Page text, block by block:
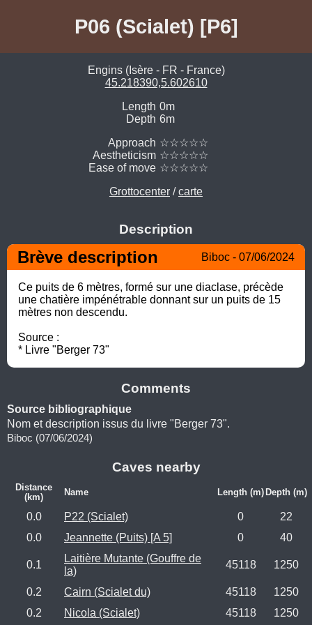
P06 (Scialet) [P6]
Engins (Isère - FR - France)
45.218390,5.602610
Length 0m
Depth 6m
Approach ☆☆☆☆☆
Aestheticism ☆☆☆☆☆
Ease of move ☆☆☆☆☆
Grottocenter /carte
Description
Brève description Biboc - 07/06/2024
Ce puits de 6 mètres, formé sur une diaclase, précède
une chatière impénétrable donnant sur un puits de 15
mètres non descendu.
Source :
* Livre "Berger 73"
Comments
Source bibliographique
Nom et description issus du livre "Berger 73".
Biboc (07/06/2024)
Caves nearby
Distance
(km)
Name Length (m) Depth (m)
0.0 P22 (Scialet) 0
22
0.0
Jeannette (Puits) [A 5] 0 40
0.1
Laitière Mutante (Gouffre de
la)
45118 1250
0.2 Cairn (Scialet du) 45118
1250
0.2
Nicola (Scialet) 45118 1250